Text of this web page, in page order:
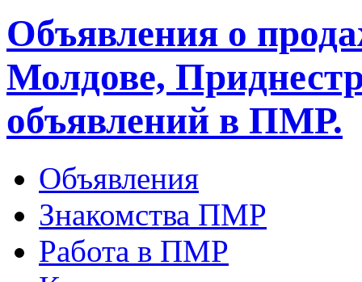
Объявления о
Молдове,
объявлений в ПМР.
Объявления
Знакомства ПМР
Работа в ПМР